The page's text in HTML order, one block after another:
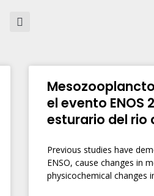
Buscar
el evento ENOS
esturario del rio
Previous studies have
ENSO, cause changes in
physicochemical changes